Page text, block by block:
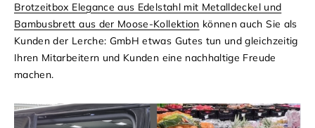
Brotzeitbox Elegance aus Edelstahl mit Metalldeckel und
Bambusbrett aus der Moose-Kollektion können auch Sie als
Kunden der Lerche: GmbH etwas Gutes tun und gleichzeitig
Ihren Mitarbeitern und Kunden eine nachhaltige Freude
machen.